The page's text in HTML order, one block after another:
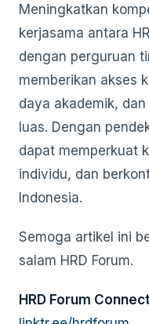
Meningkatkan
kerjasama antara
dengan perguruan
memberikan akses
daya akademik,
luas. Dengan
dapat memperkuat
individu, dan
Indonesia.
Semoga artikel ini
salam HRD Forum.
HRD Forum